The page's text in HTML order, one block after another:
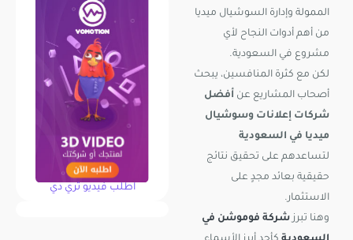
الممولة وإدارة السوشيال ميديا
من أهم أدوات النجاح لأي
مشروع في السعودية.
لكن مع كثرة المنافسين، يبحث
أصحاب المشاريع عن أفضل
شركات إعلانات وسوشيال
ميديا في السعودية
لتساعدهم على تحقيق نتائج
حقيقية بعائد مجدٍ على
الاستثمار.
وهنا تبرزشركة فوموشن في
اطلب فيديو ثري دي